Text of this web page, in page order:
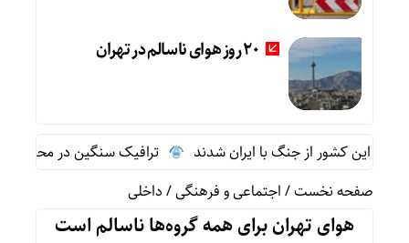
20 روز هوای ناسالم در تهران
ترافیک سنگین در محورهای
صفحه نخست/اجتماعی و فرهنگی/داخلی
هوای تهران برای همه گروه‌ها ناسالم است